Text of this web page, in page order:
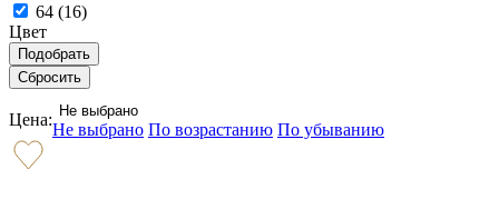
64 (16)
Цвет
Цена: Не выбрано
Не выбрано По возрастанию По убыванию